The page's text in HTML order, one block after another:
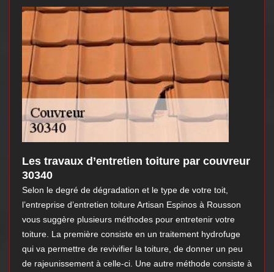
Les travaux d’entretien toiture par couvreur
30340
Selon le degré de dégradation et le type de votre toit,
l’entreprise d’entretien toiture Artisan Espinos à Rousson
vous suggère plusieurs méthodes pour entretenir votre
toiture. La première consiste en un traitement hydrofuge
qui va permettre de revivifier la toiture, de donner un peu
de rajeunissement à celle-ci. Une autre méthode consiste à